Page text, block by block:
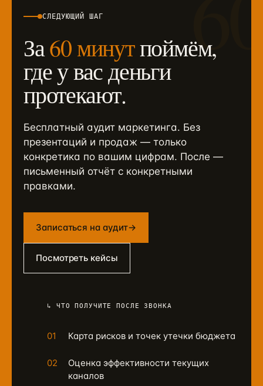
СЛЕДУЮЩИЙ ШАГ
За60 минутпоймём,
где у вас деньги
протекают.
Бесплатный аудит маркетинга. Без
презентаций и продаж — только
конкретика по вашим цифрам. После —
письменный отчёт с конкретными
правками.
Записаться на аудит→
Посмотреть кейсы
↳ ЧТО ПОЛУЧИТЕ ПОСЛЕ ЗВОНКА
01 Карта рисков и точек утечки бюджета
02
Оценка эффективности текущих
каналов